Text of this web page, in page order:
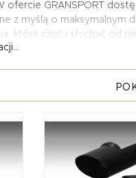
ofercie GRANSPORT
z myślą o maksymalnym
którą czuć i słychać od
tytanu, dostępne
Końcówki wydechu mogą
auta, ale też
oczekują maksimum